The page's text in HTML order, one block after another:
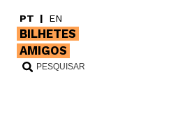
PT | EN
BILHETES
AMIGOS